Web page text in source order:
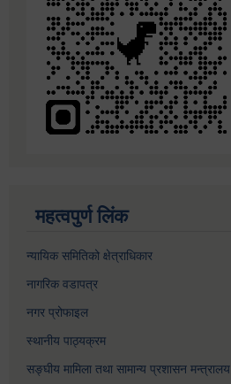
महत्वपुर्ण लिंक
न्यायिक समितिको क्षेत्राधिकार
नागरिक वडापत्र
नगर प्रोफाइल
स्थानीय पाठ्यक्रम
सङ्घीय मामिला तथा सामान्य प्रशासन मन्त्रालय